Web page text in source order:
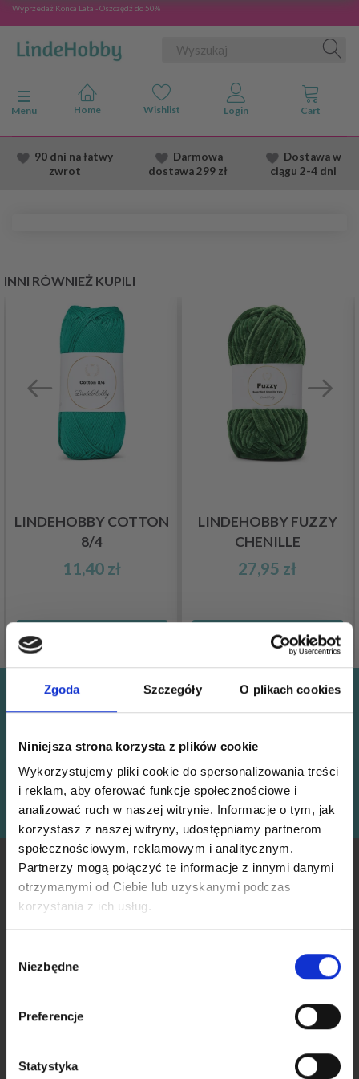
Zgoda Szczegóły O plikach cookies
Niniejsza strona korzysta z plików cookie
Wykorzystujemy pliki cookie do spersonalizowania treści
i reklam, aby oferować funkcje społecznościowe i
analizować ruch w naszej witrynie. Informacje o tym, jak
korzystasz z naszej witryny, udostępniamy partnerom
społecznościowym, reklamowym i analitycznym.
Partnerzy mogą połączyć te informacje z innymi danymi
otrzymanymi od Ciebie lub uzyskanymi podczas
korzystania z ich usług.
zgody
Niezbędne
Preferencje
Statystyka
Wyprzedaż Konca Lata - Oszczędź do 50%
Przełącz nawigację
Menu
90 dni na łatwy
zwrot
Darmowa
dostawa299 zł
Dostawaw
ciągu 2-4 dni
INNI RÓWNIEŻ KUPILI
LINDEHOBBY COTTON
8/4
11,40 zł
Zobacz wszystkie opcje
LINDEHOBBY FUZZY
CHENILLE
27,95 zł
Zobacz wszystkie opcje
Oszczędzaj nawet do 50%!
Otrzymuj nasz darmowy biuletyn i korzystaj z
inspiracji, ofert i zniżek!
Zapisz się
INFORMACJE
LindeHobby zostało
założone w 2015 roku z
akcesoriów w
Zawsze zapewniamy
najlepszą możliwą obsługę
szydełkowania lub robienia
KONTO
Oszczędź nawet do 50%
miłośników włóczek i uzyskaj wyłączny
dostęp do inspirujących wzorów na druty i